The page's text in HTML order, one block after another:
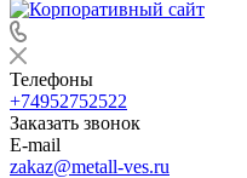
Телефоны
+74952752522
Заказать звонок
E-mail
zakaz@metall-ves.ru